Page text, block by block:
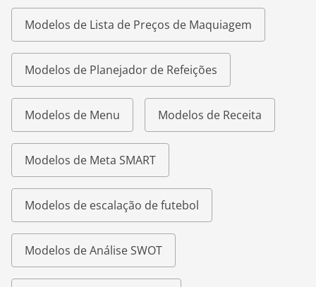
Modelos de Lista de Preços de Maquiagem
Modelos de Planejador de Refeições
Modelos de Menu Modelos de Receita
Modelos de Meta SMART
Modelos de escalação de futebol
Modelos de Análise SWOT